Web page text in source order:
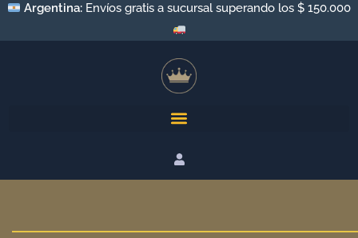
Argentina: Envíos gratis a sucursal superando los $ 150.000